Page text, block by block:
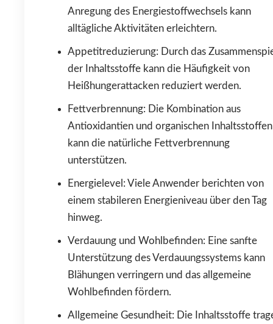
Anregung des Energiestoffwechsels kann
alltägliche Aktivitäten erleichtern.
Appetitreduzierung: Durch das
der Inhaltsstoffe kann die Häufigkeit von
Heißhungerattacken reduziert werden.
Fettverbrennung: Die Kombination aus
Antioxidantien und organischen Inhaltsstoffen
kann die natürliche Fettverbrennung
unterstützen.
Energielevel: Viele Anwender berichten von
einem stabileren Energieniveau über den Tag
hinweg.
Verdauung und Wohlbefinden: Eine sanfte
Unterstützung des Verdauungssystems kann
Blähungen verringern und das allgemeine
Wohlbefinden fördern.
Allgemeine Gesundheit: Die Inhaltsstoffe